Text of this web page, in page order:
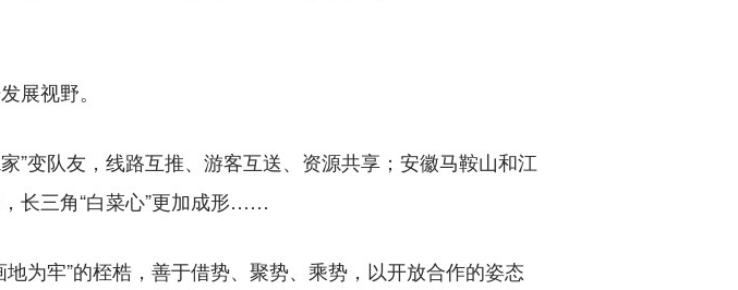
视野。
变队友，线路互推、游客互送、资源共享；安徽马鞍山和江
长三角“白菜心”更加成形……
牢”的桎梏，善于借势、聚势、乘势，以开放合作的姿态